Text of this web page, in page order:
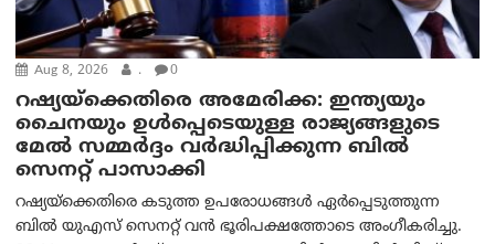
Aug 8, 2026 . 0
റഷ്യയ്‌ക്കെതിരെ അമേരിക്ക: ഇന്ത്യയും
ചൈനയും ഉൾപ്പെടെയുള്ള രാജ്യങ്ങളുടെ
മേൽ സമ്മർദ്ദം വർദ്ധിപ്പിക്കുന്ന ബിൽ
സെനറ്റ് പാസാക്കി
റഷ്യയ്‌ക്കെതിരെ കടുത്ത ഉപരോധങ്ങൾ ഏർപ്പെടുത്തുന്ന
ബിൽ യുഎസ് സെനറ്റ് വൻ ഭൂരിപക്ഷത്തോടെ അംഗീകരിച്ചു.